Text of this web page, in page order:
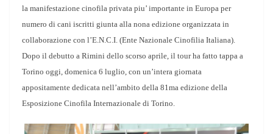
la manifestazione cinofila privata piu’ importante in Europa per
numero di cani iscritti giunta alla nona edizione organizzata in
collaborazione con l’E.N.C.I. (Ente Nazionale Cinofilia Italiana).
Dopo il debutto a Rimini dello scorso aprile, il tour ha fatto tappa a
Torino oggi, domenica 6 luglio, con un’intera giornata
appositamente dedicata nell’ambito della 81ma edizione della
Esposizione Cinofila Internazionale di Torino.